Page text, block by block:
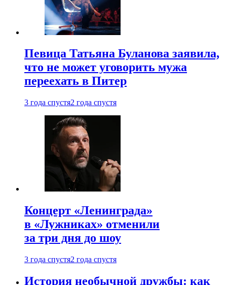
Певица Татьяна Буланова заявила,
что не может уговорить мужа
переехать в Питер
3 года спустя2 года спустя
Концерт «Ленинграда»
в «Лужниках» отменили
за три дня до шоу
3 года спустя2 года спустя
История необычной дружбы: как